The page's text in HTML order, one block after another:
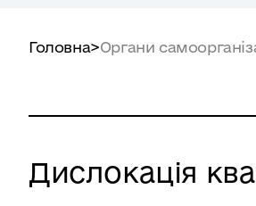
Головна>Органи
Дислокація